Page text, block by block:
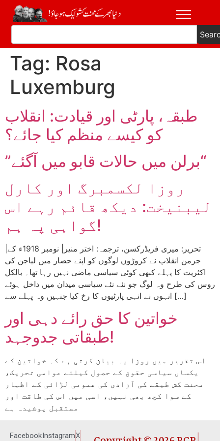
Tag: Rosa
Luxemburg
طبقہ، پارٹی اور قیادت: انقلاب
کو کیسے منظم کیا جائے؟
”برلن میں حالات قابو میں آگئے“
روزا لکسمبرگ اور کارل
لیبنیخت: دیکھ قائم رہے اس
گواہی پہ ہم!
جرمن انقلاب نے کروڑوں لوگوں کو اپنے حصار میں لیاجن کی
اکثریت کا پہلے کبھی کوئی سیاسی ماضی نہیں رہا تھا۔ بالکل
روس کی طرح وہ لوگ جو نئے نئے سیاسی میدان میں داخل ہوئے
انہوں نے انہی پارٹیوں کا رخ کیا جنہیں وہ پہلے سے […]
خواتین کا حق رائے دہی اور
طبقاتی جدوجہد!
اس تقریر میں روزا یہ بیان کرتی ہے کہ خواتین کے
یکساں سیاسی حقوق کے حصول کیلئے عوامی تحریک،
محنت کش طبقے کی آزادی کی عمومی لڑائی کے اظہار
کے سوا کچھ بھی نہیں، اسی میں اس کی طاقت اور
مستقبل پوشیدہ ہے
FacebookInstagramX